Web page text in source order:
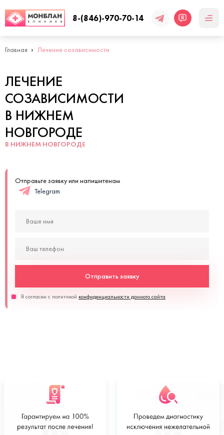
8-(846)-970-70-14
Главная Лечение созависимости
ЛЕЧЕНИЕ
СОЗАВИСИМОСТИ
В НИЖНЕМ
НОВГОРОДЕ
В НИЖНЕМ НОВГОРОДЕ
Отправьте заявку или напишитенам
Telegram
Отправить заявку
Я согласен с политикой конфиденциальности данного сайта